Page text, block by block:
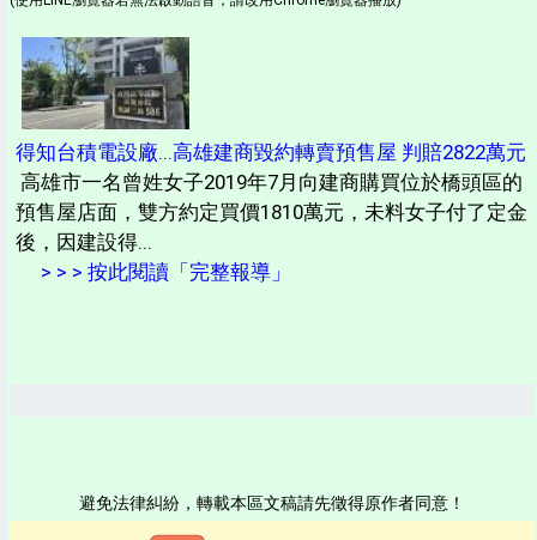
得知台積電設廠...高雄建商毀約轉賣預售屋 判賠2822萬元
高雄市一名曾姓女子2019年7月向建商購買位於橋頭區的
預售屋店面，雙方約定買價1810萬元，未料女子付了定金
後，因建設得...
> > > 按此閱讀「完整報導」
避免法律糾紛，轉載本區文稿請先徵得原作者同意！